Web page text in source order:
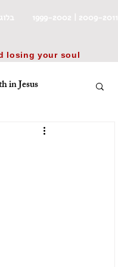
Blog | בלוג 1999-2002 | 2009-2011
losing your soul
in Jesus
‏ט״ז